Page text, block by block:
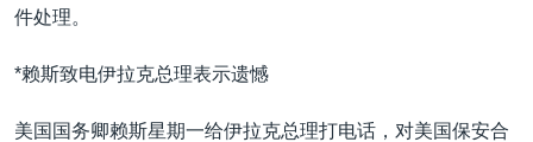
美洲
全球议题
劳工
环境
美中关系
美国建国250周年
中文广播
关注我们
件处理。
*赖斯致电伊拉克总理表示遗憾
美国国务卿赖斯星期一给伊拉克总理打电话，对美国保安合